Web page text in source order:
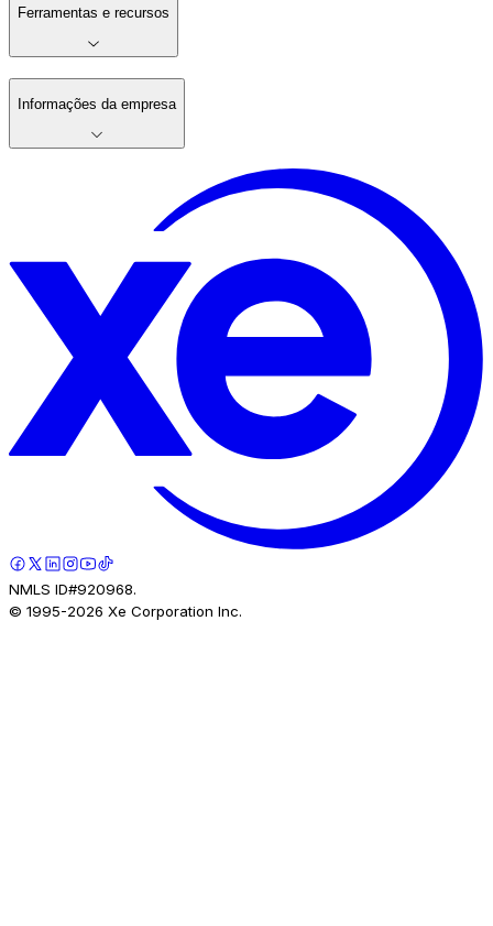
Ferramentas e recursos
Informações da empresa
NMLS ID#920968.
© 1995-2026 Xe Corporation Inc.